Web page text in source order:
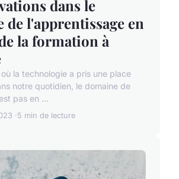
dans le
de l'apprentissage en
la formation à
la technologie a pris une place
notre quotidien, le domaine de
pas en ...
5 min de lecture